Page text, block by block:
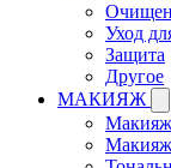
Уход
Защита
Другое
МАКИЯЖ
Макияж
Макияж